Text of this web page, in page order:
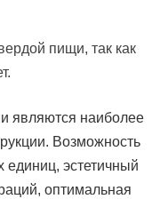
пищи, так как
являются наиболее
Возможность
единиц, эстетичный
оптимальная